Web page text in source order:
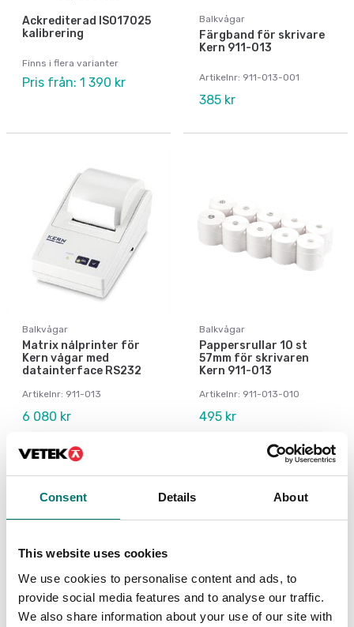
Consent Details About
This website uses cookies
We use cookies to personalise content and ads, to
provide social media features and to analyse our traffic.
We also share information about your use of our site with
Ackrediterad ISO17025
kalibrering
Finns i flera varianter
Pris från: 1 390 kr
Balkvågar
Färgband för skrivare
Kern 911-013
Artikelnr: 911-013-001
385 kr
Balkvågar
Matrix nålprinter för
Kern vågar med
datainterface RS232
Artikelnr: 911-013
6 080 kr
Balkvågar
Pappersrullar 10 st
57mm för skrivaren
Kern 911-013
Artikelnr: 911-013-010
495 kr